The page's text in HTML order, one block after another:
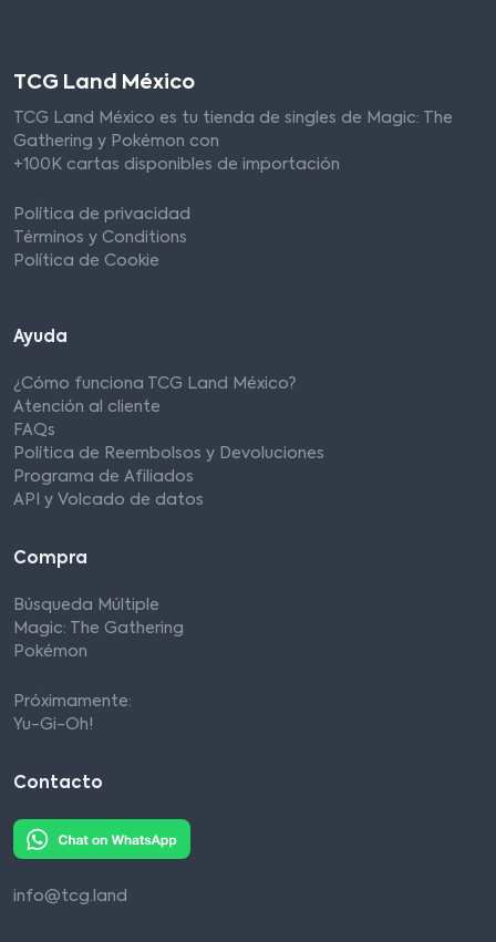
TCG Land México
TCG Land México es tu tienda de singles de Magic: The
Gathering y Pokémon con
+100K cartas disponibles de importación
Política de privacidad
Términos y Conditions
Política de Cookie
Ayuda
¿Cómo funciona TCG Land México?
Atención al cliente
FAQs
Política de Reembolsos y Devoluciones
Programa de Afiliados
API y Volcado de datos
Compra
Búsqueda Múltiple
Magic: The Gathering
Pokémon
Próximamente:
Yu-Gi-Oh!
Contacto
info@tcg.land